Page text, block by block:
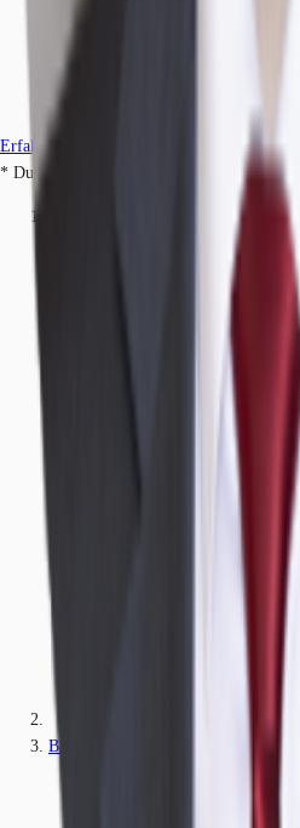
Erfahren Sie mehr
* Durchschnittspreis auf Grundlage
Bayern